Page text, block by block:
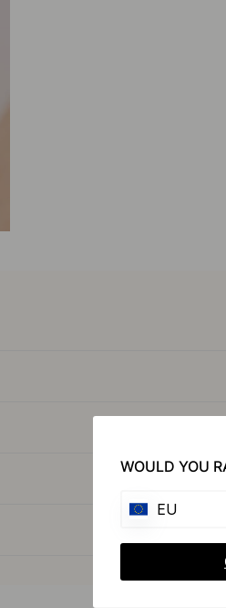
WOULD YOU
EU